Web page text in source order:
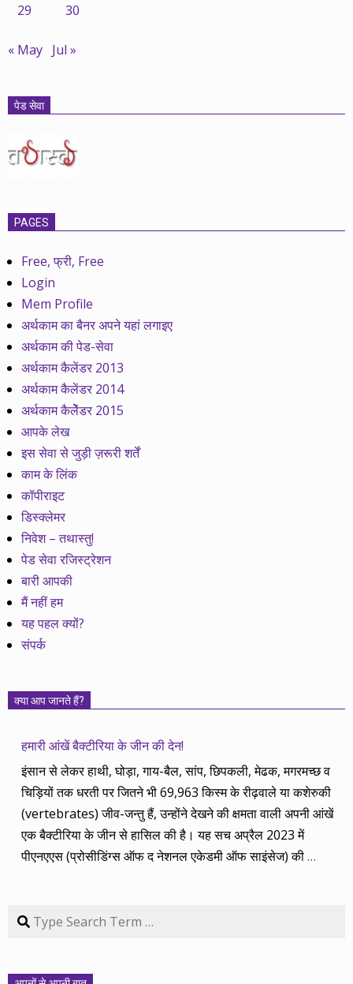
29
30
« May Jul »
पेड सेवा
PAGES
Free, फ्री, Free
Login
Mem Profile
अर्थकाम का बैनर अपने यहां लगाइए
अर्थकाम की पेड-सेवा
अर्थकाम कैलेंडर 2013
अर्थकाम कैलेंडर 2014
अर्थकाम कैलेेंडर 2015
आपके लेख
इस सेवा से जुड़ी ज़रूरी शर्तें
काम के लिंक
कॉपीराइट
डिस्क्लेमर
निवेश – तथास्तु!
पेड सेवा रजिस्ट्रेशन
बारी आपकी
मैं नहीं हम
यह पहल क्यों?
संपर्क
क्या आप जानते हैं?
हमारी आंखें बैक्टीरिया के जीन की देन!
इंसान से लेकर हाथी, घोड़ा, गाय-बैल, सांप, छिपकली, मेढक, मगरमच्छ व
चिड़ियों तक धरती पर जितने भी 69,963 किस्म के रीढ़वाले या कशेरुकी
(vertebrates) जीव-जन्तु हैं, उन्होंने देखने की क्षमता वाली अपनी आंखें
एक बैक्टीरिया के जीन से हासिल की है। यह सच अप्रैल 2023 में
पीएनएएस (प्रोसीडिंग्स ऑफ द नेशनल एकेडमी ऑफ साइंसेज) की…
Search